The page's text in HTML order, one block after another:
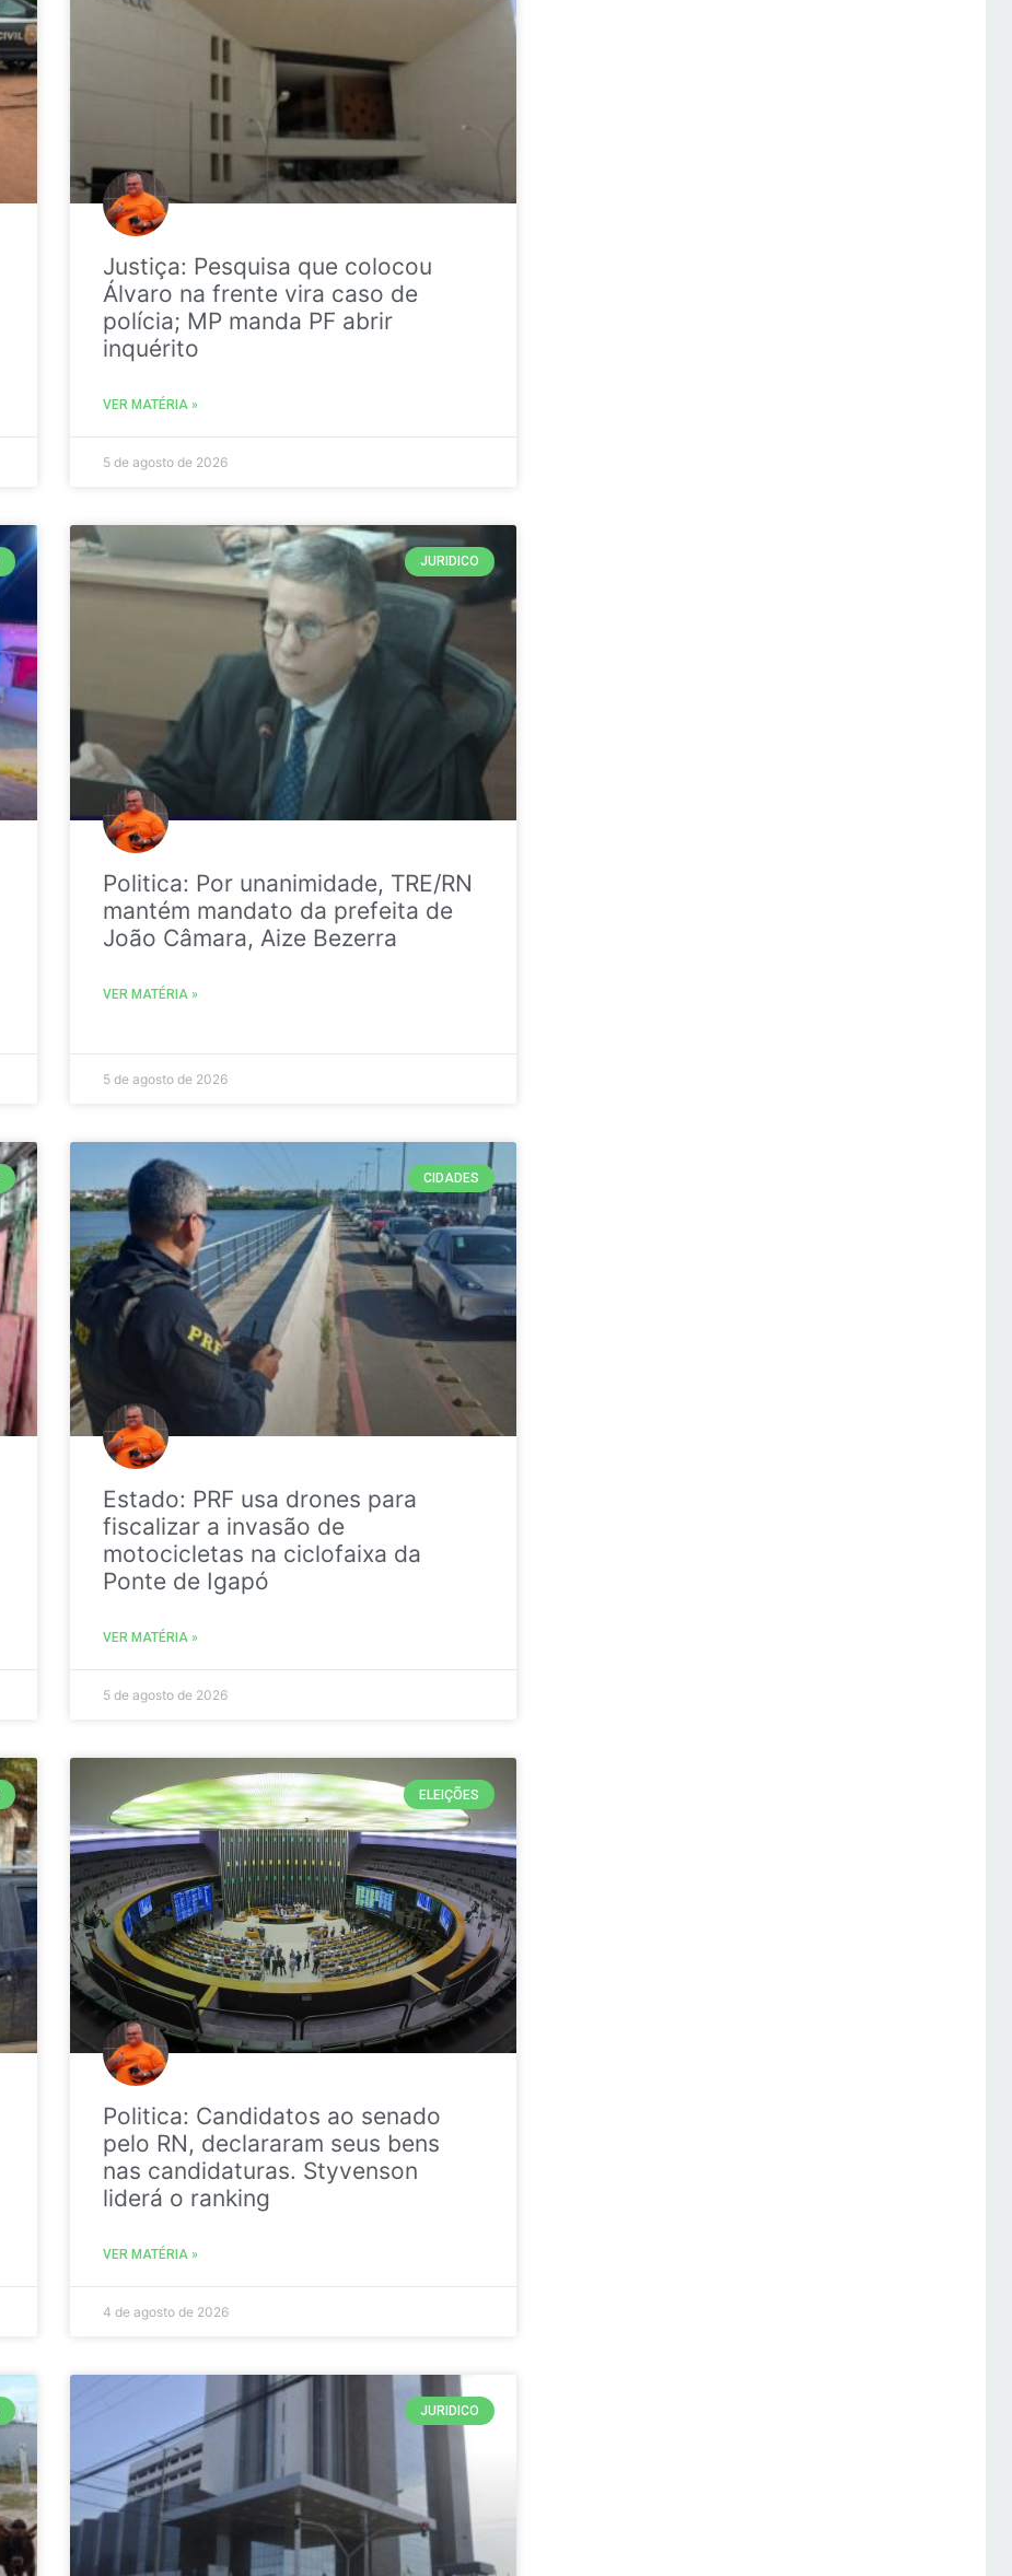
Justiça: Pesquisa que colocou
Álvaro na frente vira caso de
polícia; MP manda PF abrir
inquérito
VER MATÉRIA »
5 de agosto de 2026
JURIDICO
Politica: Por unanimidade, TRE/RN
mantém mandato da prefeita de
João Câmara, Aize Bezerra
VER MATÉRIA »
5 de agosto de 2026
CIDADES
Estado: PRF usa drones para
fiscalizar a invasão de
motocicletas na ciclofaixa da
Ponte de Igapó
VER MATÉRIA »
5 de agosto de 2026
ELEIÇÕES
Politica: Candidatos ao senado
pelo RN, declararam seus bens
nas candidaturas. Styvenson
liderá o ranking
VER MATÉRIA »
4 de agosto de 2026
JURIDICO